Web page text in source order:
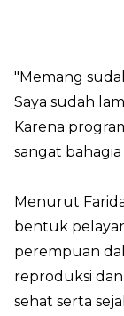
"Memang
Saya sudah
Karena
sangat
Menurut
bentuk
perempuan
reproduksi
sehat serta